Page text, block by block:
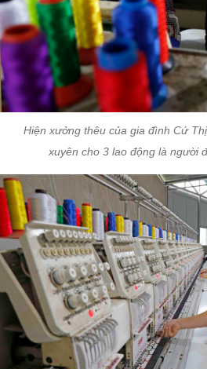
Hiện xưởng thêu của gia đình Cứ
xuyên cho 3 lao động là người